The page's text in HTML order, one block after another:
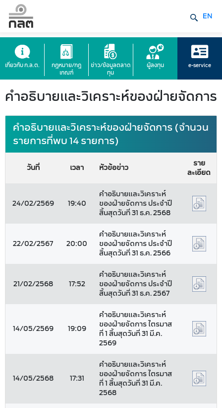
EN
เกี่ยวกับ ก.ล.ต.
กฎหมาย/กฎ
เกณฑ์
ข่าว/ข้อมูลตลาด
ทุน
ผู้ลงทุน e-service
คำอธิบายและวิเคราะห์ของฝ่ายจัดการ
คำอธิบายและวิเคราะห์ของฝ่ายจัดการ (จำนวน
รายการที่พบ 14 รายการ)
วันที่ เวลา หัวข้อข่าว
ราย
ละเอียด
24/02/2569 19:40
คำอธิบายและวิเคราะห์
ของฝ่ายจัดการ ประจำปี
สิ้นสุดวันที่ 31 ธ.ค. 2568
22/02/2567 20:00
คำอธิบายและวิเคราะห์
ของฝ่ายจัดการ ประจำปี
สิ้นสุดวันที่ 31 ธ.ค. 2566
21/02/2568 17:52
คำอธิบายและวิเคราะห์
ของฝ่ายจัดการ ประจำปี
สิ้นสุดวันที่ 31 ธ.ค. 2567
14/05/2569 19:09
คำอธิบายและวิเคราะห์
ของฝ่ายจัดการ ไตรมาส
ที่ 1 สิ้นสุดวันที่ 31 มี.ค.
2569
14/05/2568 17:31
คำอธิบายและวิเคราะห์
ของฝ่ายจัดการ ไตรมาส
ที่ 1 สิ้นสุดวันที่ 31 มี.ค.
2568